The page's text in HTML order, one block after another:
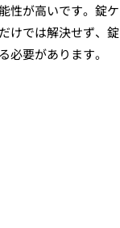
性が高いです。錠ケ
けでは解決せず、錠
要があります。